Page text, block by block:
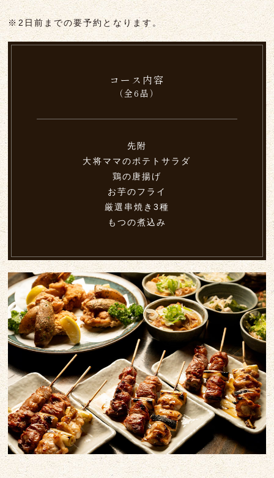
※2日前までの要予約となります。
コース内容
（全6品）
先附
大将ママのポテトサラダ
鶏の唐揚げ
お芋のフライ
厳選串焼き3種
もつの煮込み